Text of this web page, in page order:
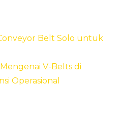
Belt Solo untuk
V-Belts di
Operasional